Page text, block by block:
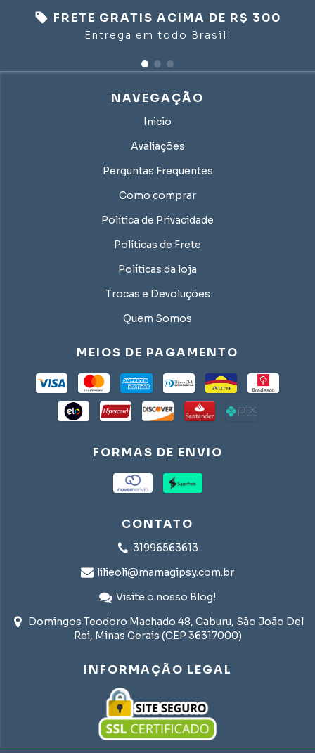
FRETE GRATIS ACIMA DE R$ 300
Entrega em todo Brasil!
NAVEGAÇÃO
Inicio
Avaliações
Perguntas Frequentes
Como comprar
Política de Privacidade
Políticas de Frete
Políticas da loja
Trocas e Devoluções
Quem Somos
MEIOS DE PAGAMENTO
FORMAS DE ENVIO
CONTATO
31996563613
lilieoli@mamagipsy.com.br
Visite o nosso Blog!
Domingos Teodoro Machado 48, Caburu, São João Del
Rei, Minas Gerais (CEP 36317000)
INFORMAÇÃO LEGAL